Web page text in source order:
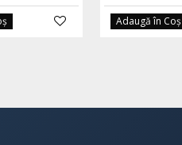
Adaugă în Coş